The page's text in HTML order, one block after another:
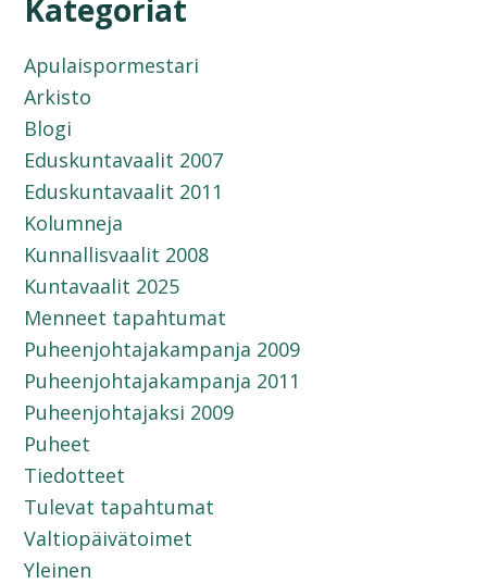
Kategoriat
Apulaispormestari
Arkisto
Blogi
Eduskuntavaalit 2007
Eduskuntavaalit 2011
Kolumneja
Kunnallisvaalit 2008
Kuntavaalit 2025
Menneet tapahtumat
Puheenjohtajakampanja 2009
Puheenjohtajakampanja 2011
Puheenjohtajaksi 2009
Puheet
Tiedotteet
Tulevat tapahtumat
Valtiopäivätoimet
Yleinen